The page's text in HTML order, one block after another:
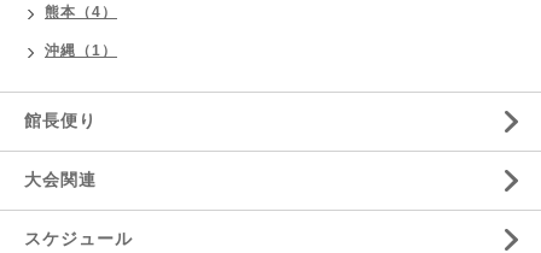
熊本（4）
沖縄（1）
館長便り
大会関連
スケジュール